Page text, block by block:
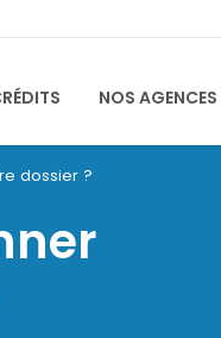
NOS AGENCES
dossier ?